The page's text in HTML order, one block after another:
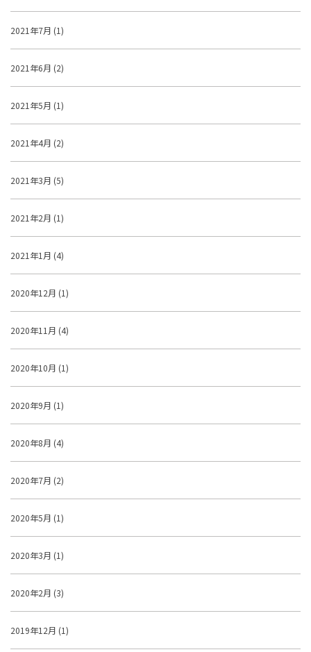
2021年7月 (1)
2021年6月 (2)
2021年5月 (1)
2021年4月 (2)
2021年3月 (5)
2021年2月 (1)
2021年1月 (4)
2020年12月 (1)
2020年11月 (4)
2020年10月 (1)
2020年9月 (1)
2020年8月 (4)
2020年7月 (2)
2020年5月 (1)
2020年3月 (1)
2020年2月 (3)
2019年12月 (1)